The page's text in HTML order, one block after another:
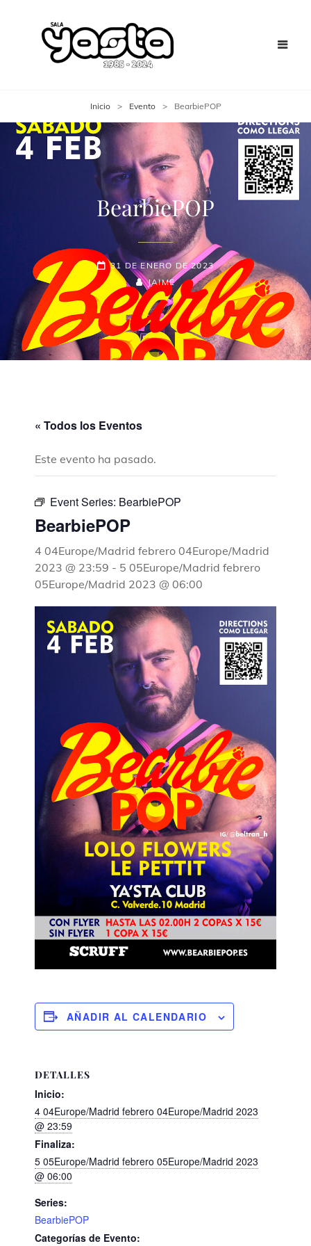
Inicio > Evento > BearbiePOP
BearbiePOP
31 DE ENERO DE 2023
JAIME
« Todos los Eventos
Este evento ha pasado.
Event Series: BearbiePOP
BearbiePOP
4 04Europe/Madrid febrero 04Europe/Madrid
2023 @ 23:59 - 5 05Europe/Madrid febrero
05Europe/Madrid 2023 @ 06:00
AÑADIR AL CALENDARIO
DETALLES
Inicio:
4 04Europe/Madrid febrero 04Europe/Madrid 2023
@ 23:59
Finaliza:
5 05Europe/Madrid febrero 05Europe/Madrid 2023
@ 06:00
Series:
BearbiePOP
Categorías de Evento: